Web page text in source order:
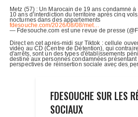
FDESOUCHE SUR LES
SOCIAUX